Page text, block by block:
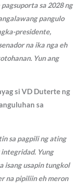
sa 2028 ng
pangulo
presidente,
na ika nga eh
Yun ang
si VD Duterte ng
sa
sa pagpili ng ating
integridad. Yung
isang usapin tungkol
na pipiliin eh meron